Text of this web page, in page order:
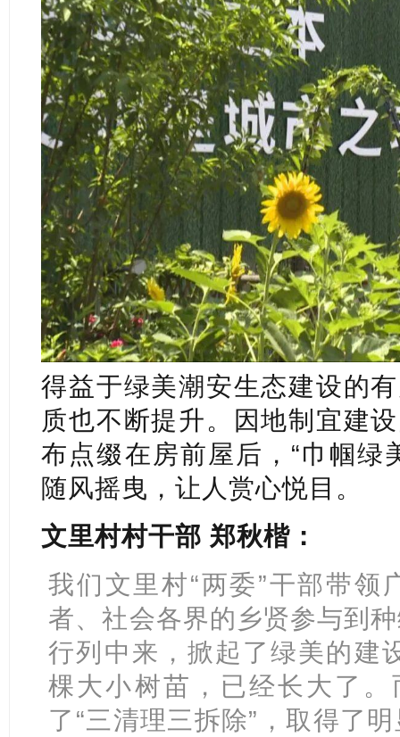
得益于绿美潮安生态建设的
质也不断提升。因地制宜建
布点缀在房前屋后，“巾帼绿
随风摇曳，让人赏心悦目。
文里村村干部 郑秋楷：
我们文里村“两委”干部带领
者、社会各界的乡贤参与到
行列中来，掀起了绿美的建
棵大小树苗，已经长大了。
了“三清理三拆除”，取得了